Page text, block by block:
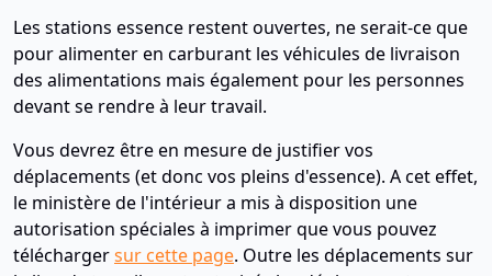
Les stations essence restent ouvertes, ne serait-ce que
pour alimenter en carburant les véhicules de livraison
des alimentations mais également pour les personnes
devant se rendre à leur travail.
Vous devrez être en mesure de justifier vos
déplacements (et donc vos pleins d'essence). A cet effet,
le ministère de l'intérieur a mis à disposition une
autorisation spéciales à imprimer que vous pouvez
téléchargersur cette page. Outre les déplacements sur